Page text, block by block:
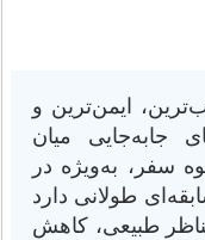
ایمن‌ترین و
جابه‌جایی میان
سفر، به‌ویژه در
طولانی دارد
طبیعی، کاهش